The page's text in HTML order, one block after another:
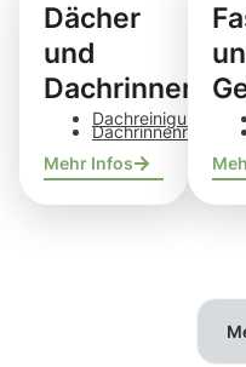
Dächer
und
Dachrinnen
Dachreinigung
Dachrinnenreinigung
Mehr Infos